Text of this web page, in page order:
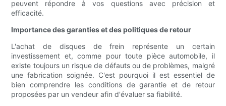
peuvent répondre à vos questions avec précision et
efficacité.
Importance des garanties et des politiques de retour
L'achat de disques de frein représente un certain
investissement et, comme pour toute pièce automobile, il
existe toujours un risque de défauts ou de problèmes, malgré
une fabrication soignée. C'est pourquoi il est essentiel de
bien comprendre les conditions de garantie et de retour
proposées par un vendeur afin d'évaluer sa fiabilité.